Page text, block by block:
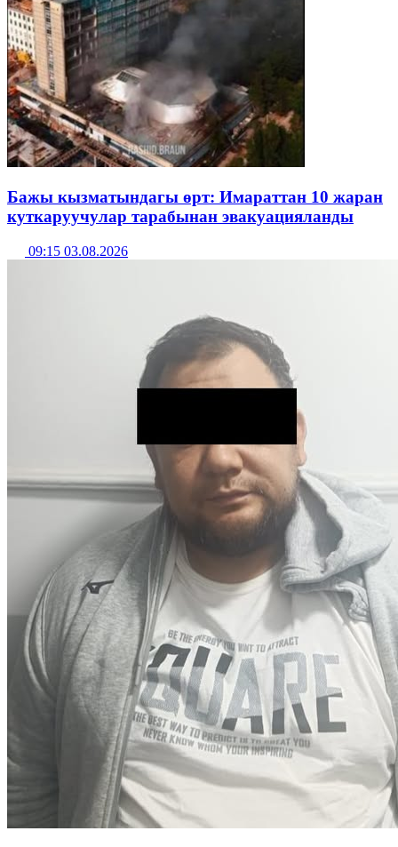
Бажы кызматындагы өрт: Имараттан 10 жаран
куткаруучулар тарабынан эвакуацияланды
09:15 03.08.2026